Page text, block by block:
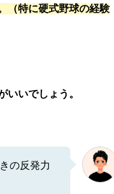
（特に硬式野球の経験
いいでしょう。
の反発力